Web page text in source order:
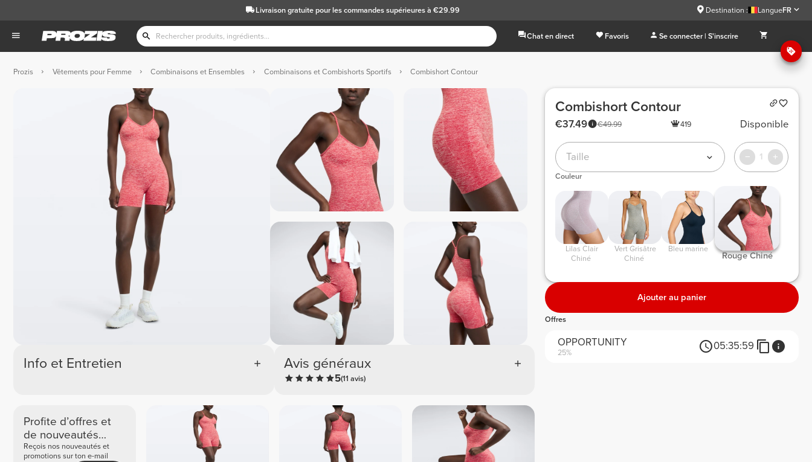
Livraison gratuitepour les commandes supérieures à €29.99 Destination : LangueFR
Chat en direct Favoris Se connecter | S'inscrire
Prozis Vêtements pour Femme Combinaisons et Ensembles Combinaisons et Combishorts Sportifs Combishort Contour
Info et Entretien Avis généraux
5(11 avis)
Profite d’offres et
de nouveautés
exclusives
Reçois nos nouveautés et
promotions sur ton e-mail
Combishort Contour
€49.99
€37.49 419 Disponible
Taille 1
Couleur
Chiné
Chiné
Bleu marine
Rouge Chiné
Ajouter au panier
Offres
OPPORTUNITY
25%
05:35:59